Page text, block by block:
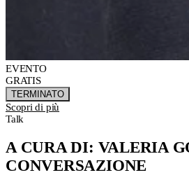
EVENTO
GRATIS
TERMINATO
Scopri di più
Talk
A CURA DI: VALERIA
CONVERSAZIONE